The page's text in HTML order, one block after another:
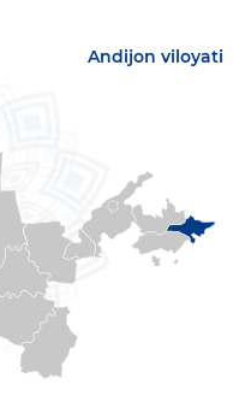
Andijon viloyati